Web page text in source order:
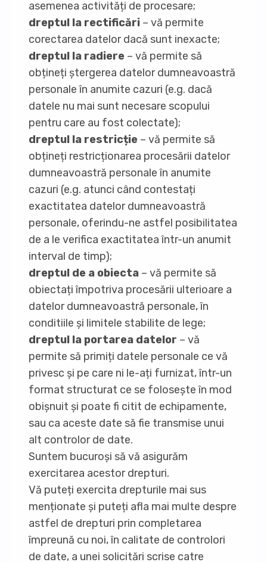
asemenea activități de procesare;
dreptul la rectificări – vă permite
corectarea datelor dacă sunt inexacte;
dreptul la radiere – vă permite să
obțineți ștergerea datelor dumneavoastră
personale în anumite cazuri (e.g. dacă
datele nu mai sunt necesare scopului
pentru care au fost colectate);
dreptul la restricție – vă permite să
obțineți restricționarea procesării datelor
dumneavoastră personale în anumite
cazuri (e.g. atunci când contestați
exactitatea datelor dumneavoastră
personale, oferindu-ne astfel posibilitatea
de a le verifica exactitatea într-un anumit
interval de timp);
dreptul de a obiecta – vă permite să
obiectați împotriva procesării ulterioare a
datelor dumneavoastră personale, în
conditiile și limitele stabilite de lege;
dreptul la portarea datelor – vă
permite să primiți datele personale ce vă
privesc și pe care ni le-ați furnizat, într-un
format structurat ce se folosește în mod
obișnuit și poate fi citit de echipamente,
sau ca aceste date să fie transmise unui
alt controlor de date.
Suntem bucuroși să vă asigurăm
exercitarea acestor drepturi.
Vă puteți exercita drepturile mai sus
menționate și puteți afla mai multe despre
astfel de drepturi prin completarea
împreună cu noi, în calitate de controlori
de date, a unei solicitări scrise catre